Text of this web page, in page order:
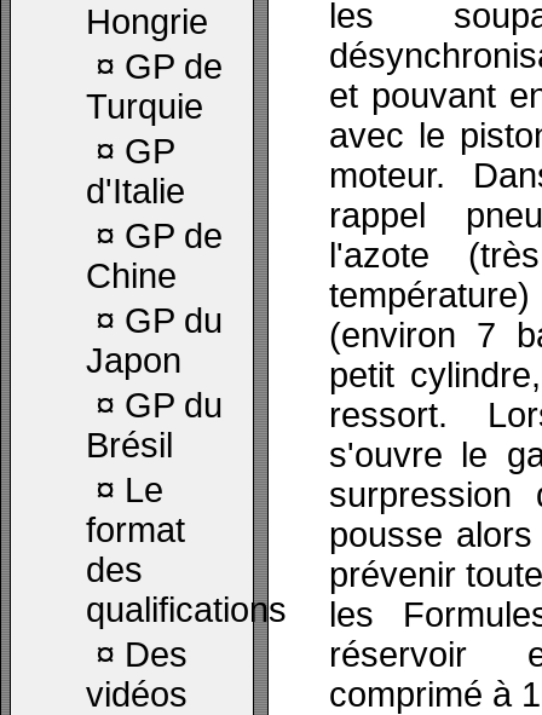
Hongrie
¤ GP de
Turquie
¤ GP
d'Italie
¤ GP de
Chine
¤ GP du
Japon
¤ GP du
Brésil
¤ Le
format
des
qualifications
¤ Des
vidéos
les
et pouvant
avec le
moteur.
rappel
l'azote
(environ 7
petit
ressort.
s'ouvre le
pousse
prévenir
les
réservoir
comprimé à